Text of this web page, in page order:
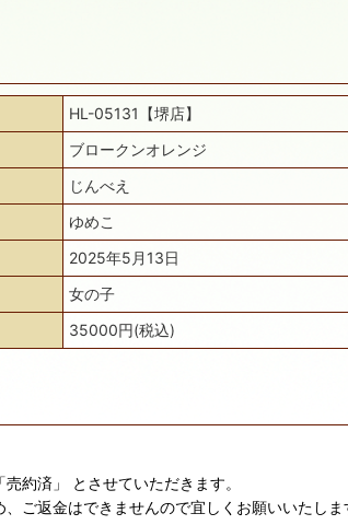
HL-05131【堺店】
ブロークンオレンジ
じんべえ
ゆめこ
2025年5月13日
女の子
35000円(税込)
約済」 とさせていただきます。
ご返金はできませんので宜しくお願いいたしま